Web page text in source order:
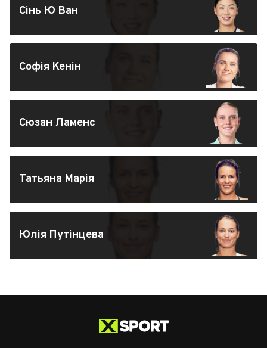
Сінь Ю Ван
Софія Кенін
Сюзан Ламенс
Татьяна Марія
Юлія Путінцева